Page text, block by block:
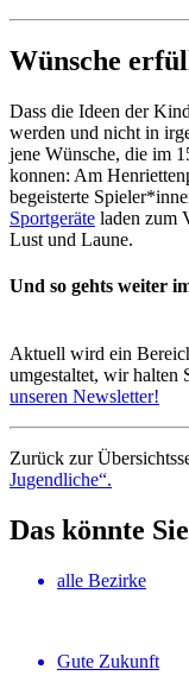
Wünsche
Dass die Ideen der
werden und nicht in
jene Wünsche, die im
konnen: Am
begeisterte
Sportgeräte laden zum
Lust und Laune.
Und so gehts weiter
Aktuell wird ein
umgestaltet, wir halten
unseren Newsletter!
Zurück zur
Jugendliche“.
Das könnte
alle Bezirke
Gute Zukunft